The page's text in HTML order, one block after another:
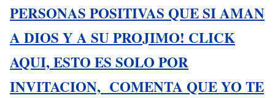
PERSONAS POSITIVAS QUE SI AMAN
A DIOS Y A SU PROJIMO! CLICK
AQUI, ESTO ES SOLO POR
INVITACION, COMENTA QUE YO TE